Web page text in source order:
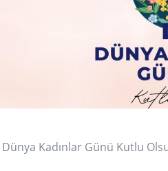
Kadınlar Günü Kutlu